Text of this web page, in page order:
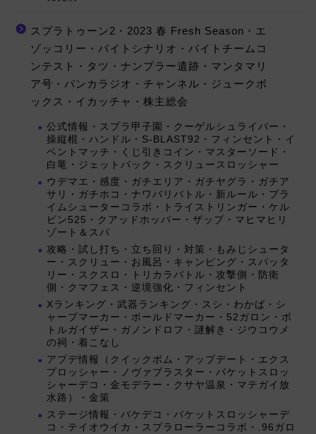
スプラトゥーン2・2023 春 Fresh Season・エ
ゾッコリー・バイトシナリオ・バイトチームコ
ンテスト・タツ・ナンプラー遺跡・マンタマリ
ア号・バンカラジオ・チャンネル・ジュークボ
ックス・イカッチャ・株主総会
公式情報・スプラ甲子園・クーゲルシュライバー・
操縦棍・ハンドル・S-BLAST92・フィンセント・イ
ベントマッチ・くじ引きコイン・マスターソード・
白竜・ジェットパック・スクリュースロッシャー
ウデマエ・感度・ガチエリア・ガチヤグラ・ガチア
サリ・ガチホコ・ナワバリバトル・新ルール・プラ
イムシューターコラボ・トライストリンガー・ケル
ビン525・クアッドホッパー・ザップ・マヒマヒリ
ゾート＆スパ
攻略・試し打ち・立ち回り・対策・もみじシュータ
ー・スクリュー・お風呂・キャンピング・スパッタ
リー・スクスロ・トリカラバトル・攻撃側・防衛
側・クマフェス・逆境強化・フィンセント
Xランキング・武器ランキング・スシ・わかば・シ
ャープマーカー・ボールドマーカー・52ガロン・ボ
トルガイザー・ガノンドロフ・謎解き・ジウコウメ
の祠・着こなし
アプデ情報（クイックボム・アップデート・エクス
プロッシャー・ノヴァブラスター・バケットスロッ
シャーデコ・金モデラー・クサヤ温泉・マテガイ放
水路）・金策
ステージ情報・バケデコ・バケットスロッシャーデ
コ・テイオウイカ・スプラローラーコラボ・.96ガロ